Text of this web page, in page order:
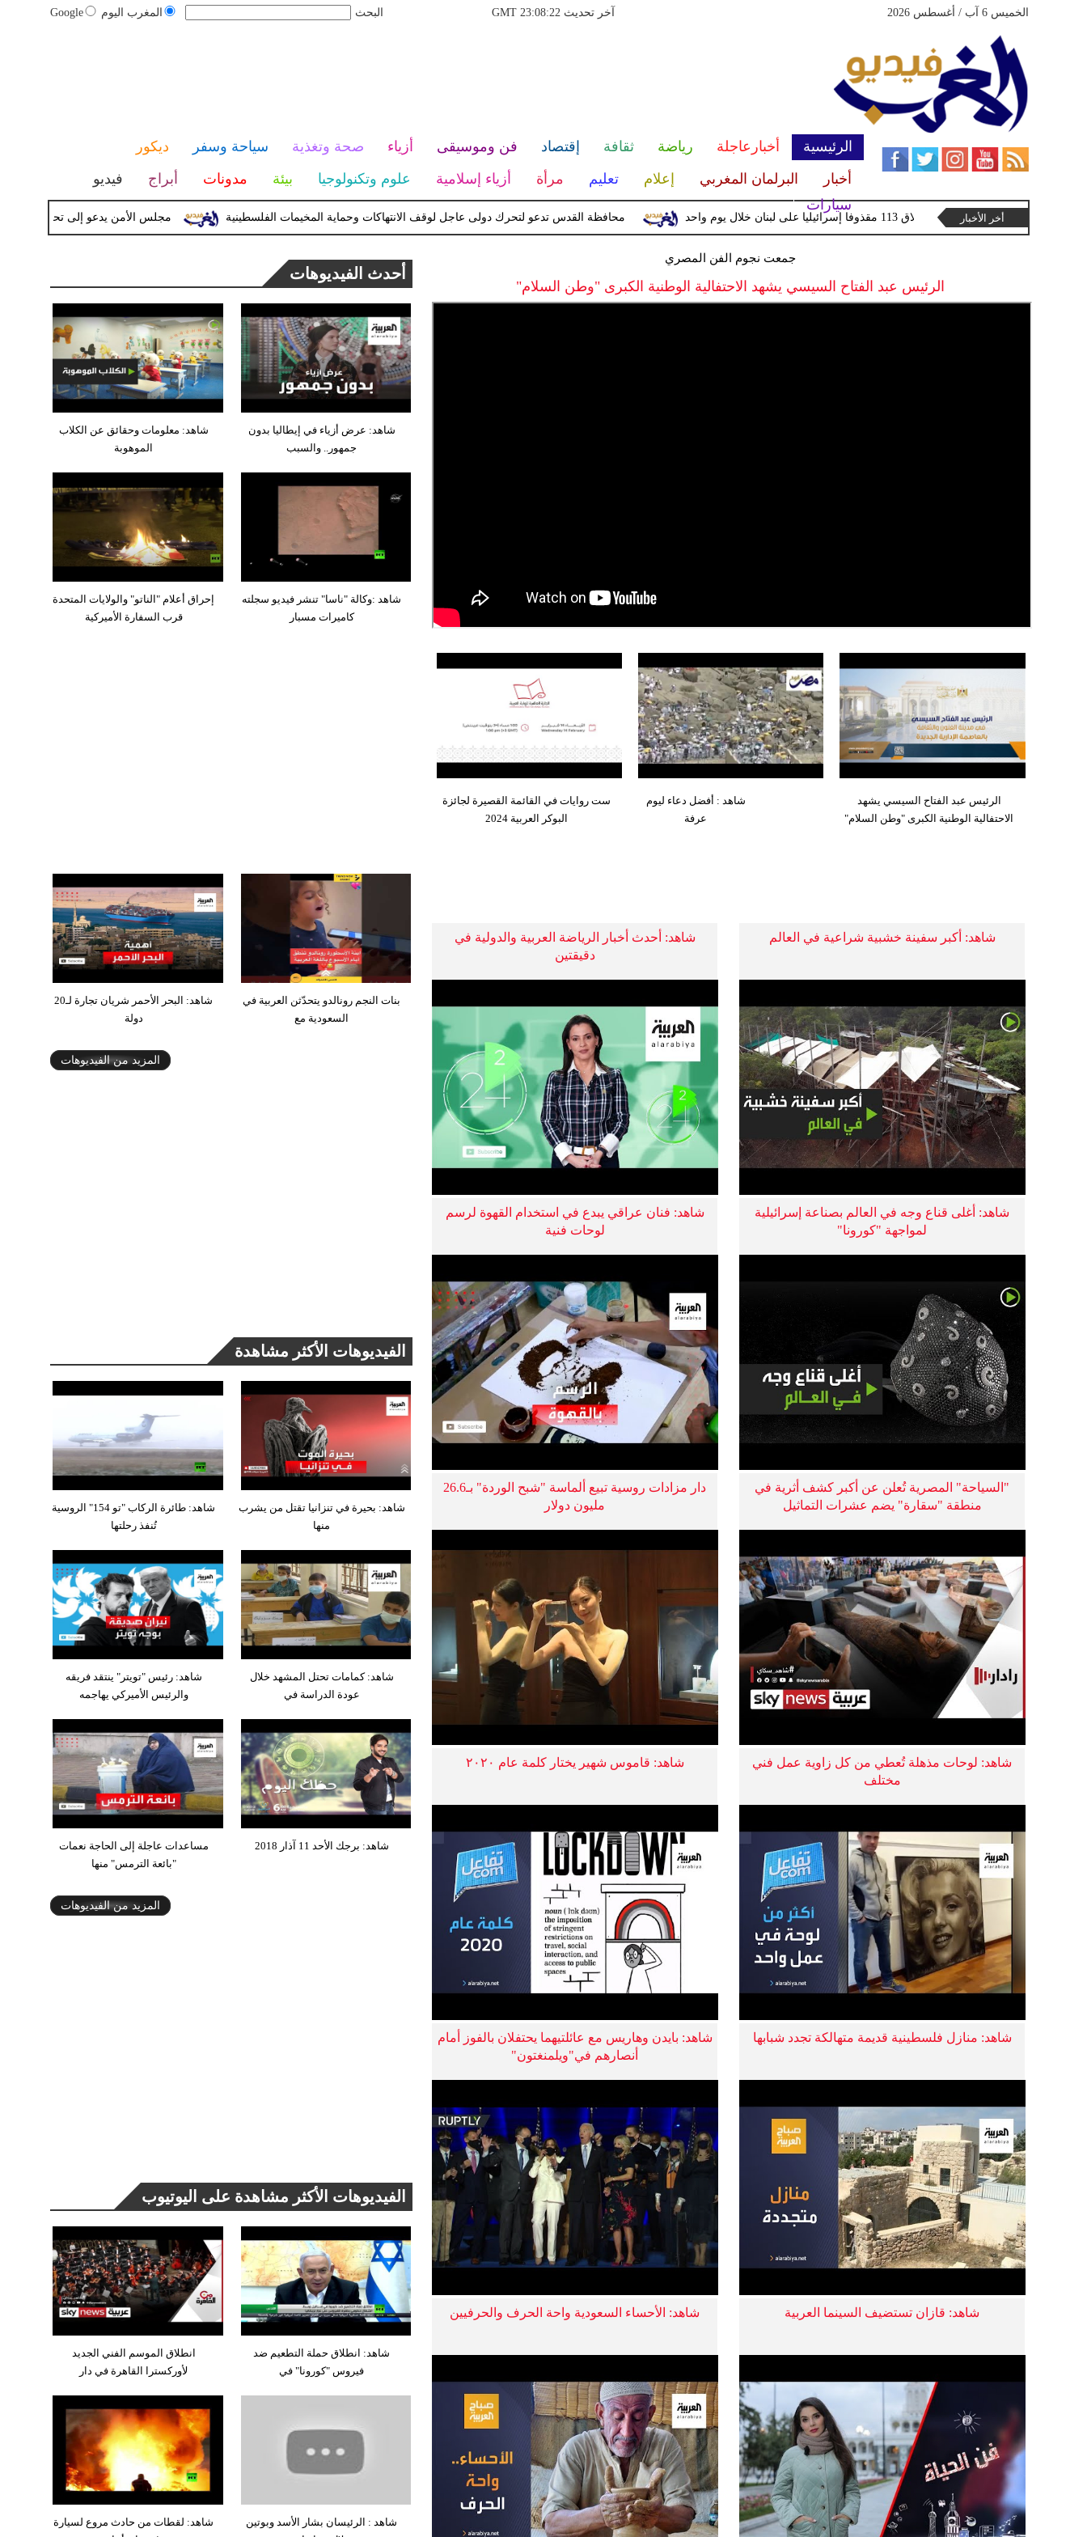
المغرب اليوم Google البحث آخر تحديث GMT 23:08:22 الخميس 6 آب / أغسطس 2026
الرئيسية أخبارعاجلة رياضة ثقافة إقتصاد فن وموسيقى أزياء صحة وتغذية سياحة وسفر
ديكور
أخبار
البرلمان المغربي إعلام تعليم مرأة أزياء إسلامية علوم وتكنولوجيا بيئة مدونات أبراج
فيديو
سيارات
مجلس الأمن يدعو إلى تحرك دولى محافظة القدس تدعو لتحرك دولى عاجل لوقف الانتهاكات وحماية المخيمات الفلسطينية اليونيفيل ترصد إطلاق 113 مقذوفا إسرائيليا على لبنان خلال يوم واحد
أخر الأخبار
جمعت نجوم الفن المصري
الرئيس عبد الفتاح السيسي يشهد الاحتفالية الوطنية الكبرى "وطن السلام"
الرئيس عبد الفتاح السيسي يشهد
الاحتفالية الوطنية الكبرى "وطن السلام"
شاهد : أفضل دعاء ليوم
عرفة
ست روايات في القائمة القصيرة لجائزة
البوكر العربية 2024
شاهد: أحدث أخبار الرياضة العربية والدولية في
دقيقتين
شاهد: أكبر سفينة خشبية شراعية في العالم
شاهد: فنان عراقي يبدع في استخدام القهوة لرسم
لوحات فنية
شاهد: أغلى قناع وجه في العالم بصناعة إسرائيلية
لمواجهة "كورونا"
دار مزادات روسية تبيع ألماسة "شبح الوردة" بـ26.6
مليون دولار
"السياحة" المصرية تُعلن عن أكبر كشف أثرية في
منطقة "سقارة" يضم عشرات التماثيل
شاهد: قاموس شهير يختار كلمة عام ٢٠٢٠
شاهد: لوحات مذهلة تُعطي من كل زاوية عمل فني
مختلف
شاهد: بايدن وهاريس مع عائلتيهما يحتفلان بالفوز أمام
أنصارهم في"ويلمنغتون"
شاهد: منازل فلسطينية قديمة متهالكة تجدد شبابها
شاهد: الأحساء السعودية واحة الحرف والحرفيين شاهد: قازان تستضيف السينما العربية
أحدث الفيديوهات
شاهد: معلومات وحقائق عن الكلاب
الموهوبة
شاهد: عرض أزياء في إيطاليا بدون
جمهور.. والسبب
إحراق أعلام "الناتو" والولايات المتحدة
قرب السفارة الأميركية
شاهد :وكالة "ناسا" تنشر فيديو سجلته
كاميرات مسبار
شاهد: البحر الأحمر شريان تجارة لـ20
دولة
بنات النجم رونالدو يتحدّثن العربية في
السعودية مع
المزيد من الفيديوهات
الفيديوهات الأكثر مشاهدة
شاهد: طائرة الركاب "تو 154" الروسية
تُنفذ رحلتها
شاهد: بحيرة في تنزانيا تقتل من يشرب
منها
شاهد: رئيس "تويتر" ينتقد فريقه
والرئيس الأميركي يهاجمه
شاهد: كمامات تحتل المشهد خلال
عودة الدراسة في
مساعدات عاجلة إلى الحاجة نعمات
"بائعة الترمس" منها
شاهد: برجك الأحد 11 آذار 2018
المزيد من الفيديوهات
الفيديوهات الأكثر مشاهدة على اليوتيوب
انطلاق الموسم الفني الجديد
لأوركسترا القاهرة في دار
شاهد: انطلاق حملة التطعيم ضد
فيروس "كورونا" في
شاهد: لقطات من حادث مروع لسيارة
شاهد : الرئيسان بشار الأسد وبوتين